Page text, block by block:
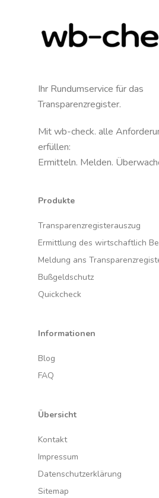
Ihr Rundumservice für das
Transparenzregister.
Mit wb-check. alle
erfüllen:
Ermitteln. Melden.
Produkte
Transparenzregisterauszug
Ermittlung des wirtschaftlich
Meldung ans
Bußgeldschutz
Quickcheck
Informationen
Blog
FAQ
Übersicht
Kontakt
Impressum
Datenschutzerklärung
Sitemap